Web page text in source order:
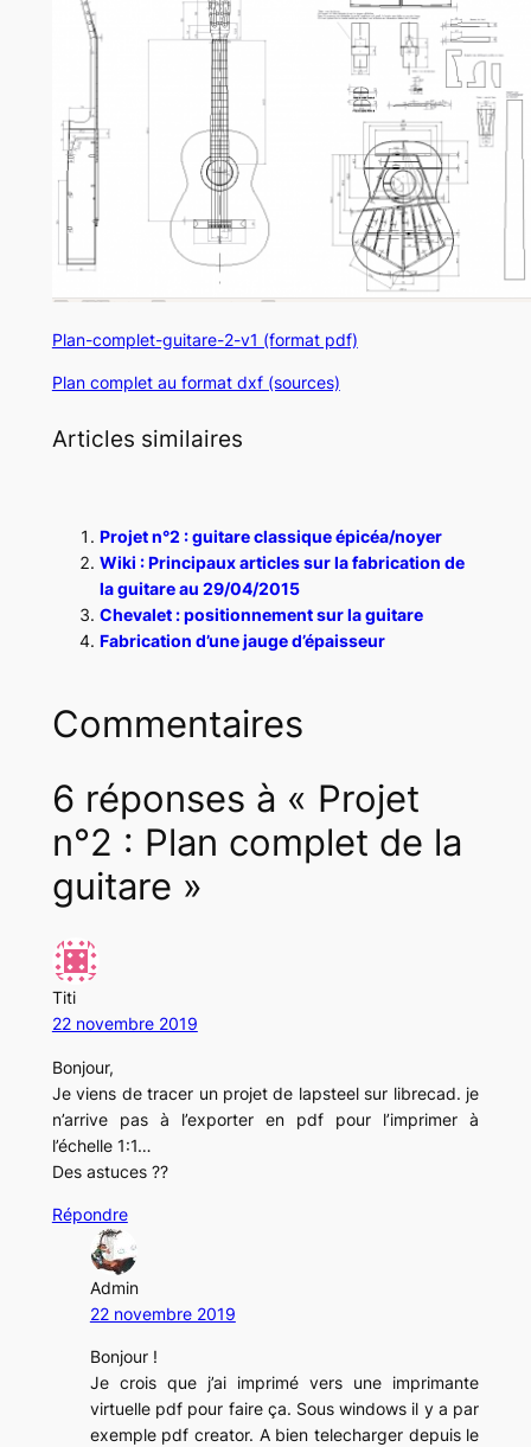
Plan-complet-guitare-2-v1 (format pdf)
Plan complet au format dxf (sources)
Articles similaires
Projet n°2 : guitare classique épicéa/noyer
Wiki : Principaux articles sur la fabrication de
la guitare au 29/04/2015
Chevalet : positionnement sur la guitare
Fabrication d’une jauge d’épaisseur
Commentaires
6 réponses à « Projet
n°2 : Plan complet de la
guitare »
Titi
22 novembre 2019
Bonjour,
Je viens de tracer un projet de lapsteel sur librecad. je
n’arrive pas à l’exporter en pdf pour l’imprimer à
l’échelle 1:1…
Des astuces ??
Répondre
Admin
22 novembre 2019
Bonjour !
Je crois que j’ai imprimé vers une imprimante
virtuelle pdf pour faire ça. Sous windows il y a par
exemple pdf creator. A bien telecharger depuis le